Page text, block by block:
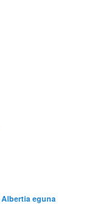
Albertia eguna